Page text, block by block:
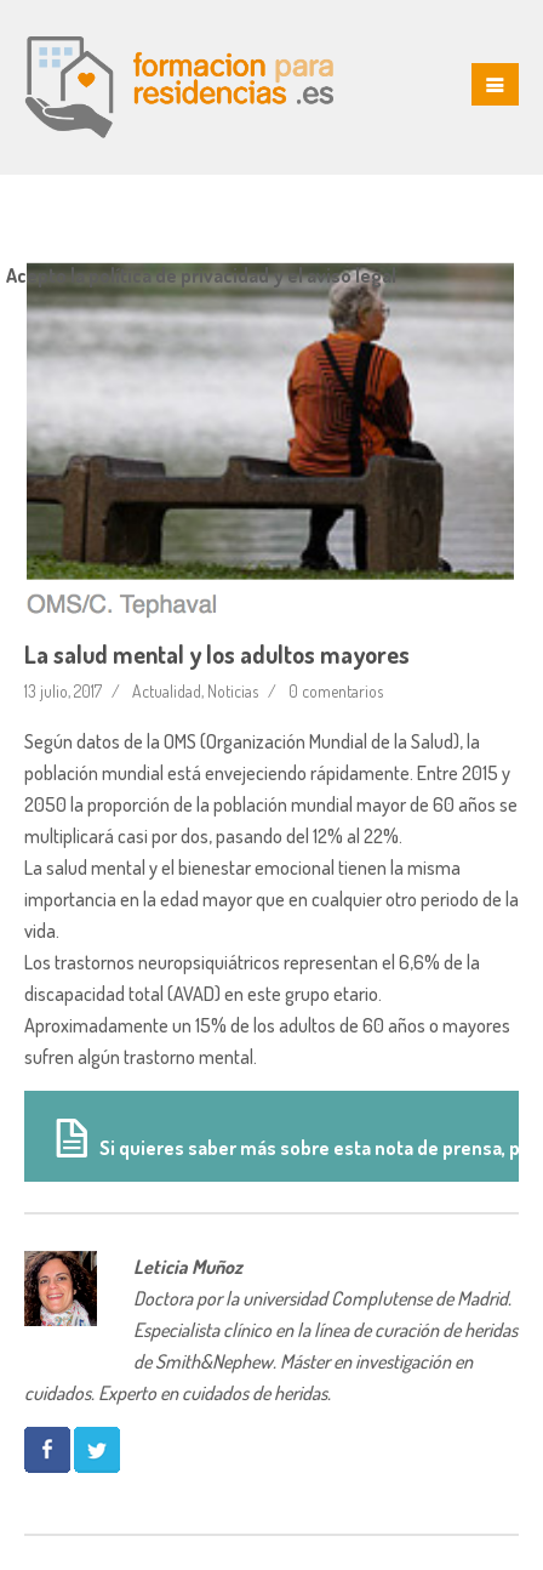
La salud mental y los adultos mayores
13 julio, 2017 Actualidad, Noticias 0 comentarios
Según datos de la OMS (Organización Mundial de la Salud), la
población mundial está envejeciendo rápidamente. Entre 2015 y
2050 la proporción de la población mundial mayor de 60 años se
multiplicará casi por dos, pasando del 12% al 22%.
La salud mental y el bienestar emocional tienen la misma
importancia en la edad mayor que en cualquier otro periodo de la
vida.
Los trastornos neuropsiquiátricos representan el 6,6% de la
discapacidad total (AVAD) en este grupo etario.
Aproximadamente un 15% de los adultos de 60 años o mayores
sufren algún trastorno mental.
Si quieres saber más sobre esta nota de prensa,
Leticia Muñoz
Doctora por la universidad Complutense de Madrid.
Especialista clínico en la línea de curación de heridas
de Smith&Nephew. Máster en investigación en
cuidados. Experto en cuidados de heridas.
Acepto la política de privacidad y el aviso legal